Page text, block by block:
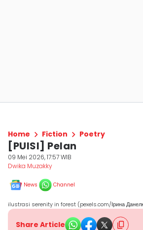
Home Fiction Poetry
[PUISI] Pelan
09 Mei 2026, 17:57 WIB
Dwika Muzakky
News Channel
ilustrasi serenity in forest (pexels.com/Ірина
Share Article